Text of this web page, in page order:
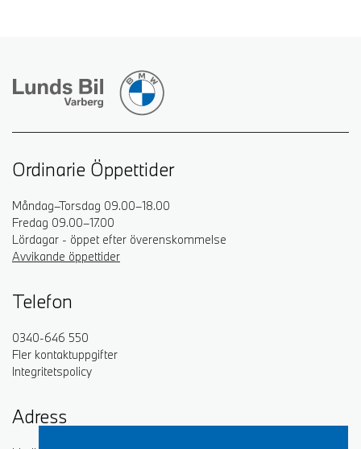
Ordinarie Öppettider
Måndag–Torsdag 09.00–18.00
Fredag 09.00–17.00
Lördagar - öppet efter överenskommelse
Avvikande öppettider
Telefon
0340-646 550
Fler kontaktuppgifter
Integritetspolicy
Adress